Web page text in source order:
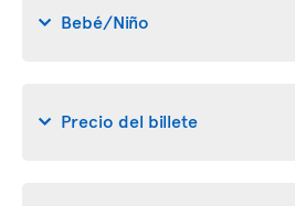
Bebé/Niño
Precio del billete